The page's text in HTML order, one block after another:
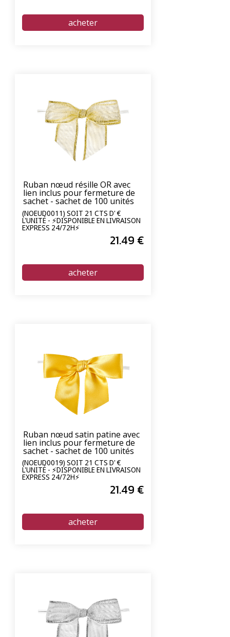
Ruban nœud résille OR avec
lien inclus pour fermeture de
sachet - sachet de 100 unités
(NOEUD0011) SOIT 21 CTS D' €
L'UNITÉ - ⚡DISPONIBLE EN LIVRAISON
EXPRESS 24/72H⚡
21.49 €
Ruban nœud satin patine avec
lien inclus pour fermeture de
sachet - sachet de 100 unités
(NOEUD0019) SOIT 21 CTS D' €
L'UNITÉ - ⚡DISPONIBLE EN LIVRAISON
EXPRESS 24/72H⚡
21.49 €